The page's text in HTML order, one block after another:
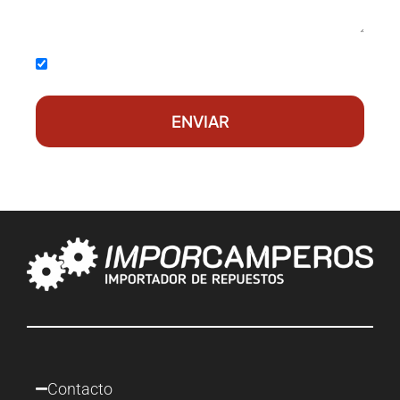
ENVIAR
Contacto